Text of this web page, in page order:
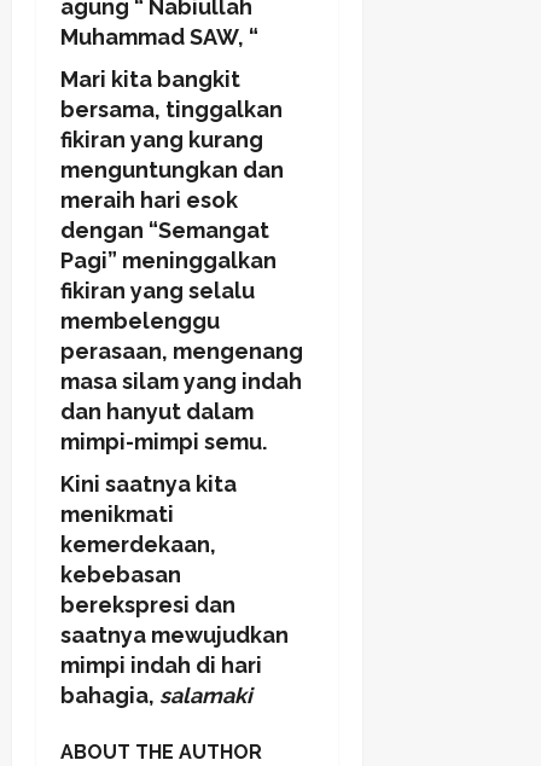
agung “ Nabiullah
Muhammad SAW, “
Mari kita bangkit
bersama, tinggalkan
fikiran yang kurang
menguntungkan dan
meraih hari esok
dengan “Semangat
Pagi” meninggalkan
fikiran yang selalu
membelenggu
perasaan, mengenang
masa silam yang indah
dan hanyut dalam
mimpi-mimpi semu.
Kini saatnya kita
menikmati
kemerdekaan,
kebebasan
berekspresi dan
saatnya mewujudkan
mimpi indah di hari
bahagia, salamaki
ABOUT THE AUTHOR